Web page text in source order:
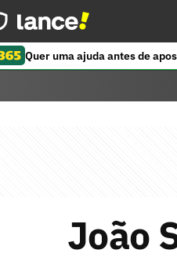
Quer uma ajuda antes de
João